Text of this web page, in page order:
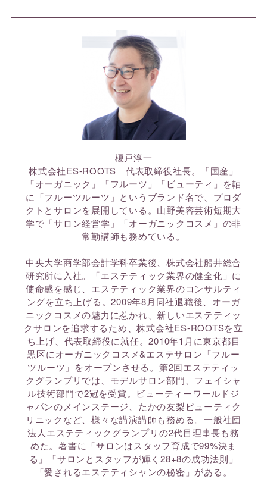
榎戸淳一
株式会社ES-ROOTS 代表取締役社長。「国産」
「オーガニック」「フルーツ」「ビューティ」を軸
に「フルーツルーツ」というブランド名で、プロダ
クトとサロンを展開している。山野美容芸術短期大
学で「サロン経営学」「オーガニックコスメ」の非
常勤講師も務めている。
中央大学商学部会計学科卒業後、株式会社船井総合
研究所に入社。「エステティック業界の健全化」に
使命感を感じ、エステティック業界のコンサルティ
ングを立ち上げる。2009年8月同社退職後、オーガ
ニックコスメの魅力に惹かれ、新しいエステティッ
クサロンを追求するため、株式会社ES-ROOTSを立
ち上げ、代表取締役に就任。2010年1月に東京都目
黒区にオーガニックコスメ&エステサロン「フルー
ツルーツ」をオープンさせる。第2回エステティッ
クグランプリでは、モデルサロン部門、フェイシャ
ル技術部門で2冠を受賞。ビューティーワールドジ
ャパンのメインステージ、たかの友梨ビューティク
リニックなど、様々な講演講師も務める。一般社団
法人エステティックグランプリの2代目理事長も務
めた。著書に「サロンはスタッフ育成で99%決ま
る」「サロンとスタッフが輝く28+8の成功法則」
「愛されるエステティシャンの秘密」がある。